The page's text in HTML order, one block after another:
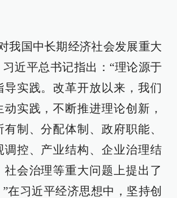
我国中长期经济社会发展重大
近平总书记指出：“理论源于
导实践。改革开放以来，我们
实践，不断推进理论创新，
制、分配体制、政府职能、
调控、产业结构、企业治理结
会治理等重大问题上提出了
在习近平经济思想中，坚持创